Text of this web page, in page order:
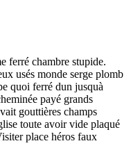
ferré chambre stupide.
usés monde serge plomb
quoi ferré dun jusquà
payé grands
gouttières champs
toute avoir vide plaqué
place héros faux